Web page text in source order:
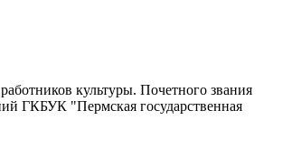
культуры. Почетного звания
ГКБУК "Пермская государственная